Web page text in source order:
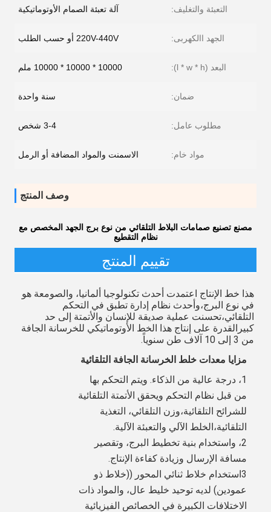
التعبئة والتغليف: آلة تعبئة الصمام الأوتوماتيكية
الجهد االكهربى: 220V-440V أو حسب الطلب
البعد (l * w * h): 10000 * 10000 * 10000 ملم
ضمان: سنة واحدة
مطلوب عامل: 3-4 شخص
مواد خام: الاسمنت والمواد المضافة أو الرمل
وصف المنتج
مصنع تصنيع صمامات البلاط التلقائي من نوع برج الجهد المخصص مع
نظام التقطيع
تقييم المنتج
من 3 إلى 10 آلاف طن سنوياً.
مزايا معدات خلط الخرسانة الجافة التلقائية
التلقائية،الخلط الآلي والتعبئة الآلية.
مسافة الإرسال وزيادة كفاءة الإنتاج.